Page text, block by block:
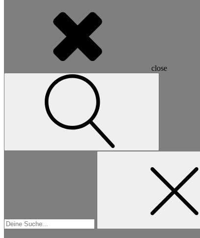
close